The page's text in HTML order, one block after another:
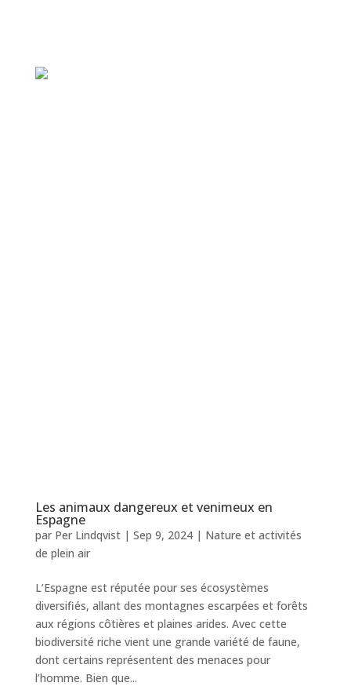
Les animaux dangereux et venimeux en
Espagne
par Per Lindqvist| Sep 9, 2024| Nature et activités
de plein air
L’Espagne est réputée pour ses écosystèmes
diversifiés, allant des montagnes escarpées et forêts
aux régions côtières et plaines arides. Avec cette
biodiversité riche vient une grande variété de faune,
dont certains représentent des menaces pour
l’homme. Bien que...